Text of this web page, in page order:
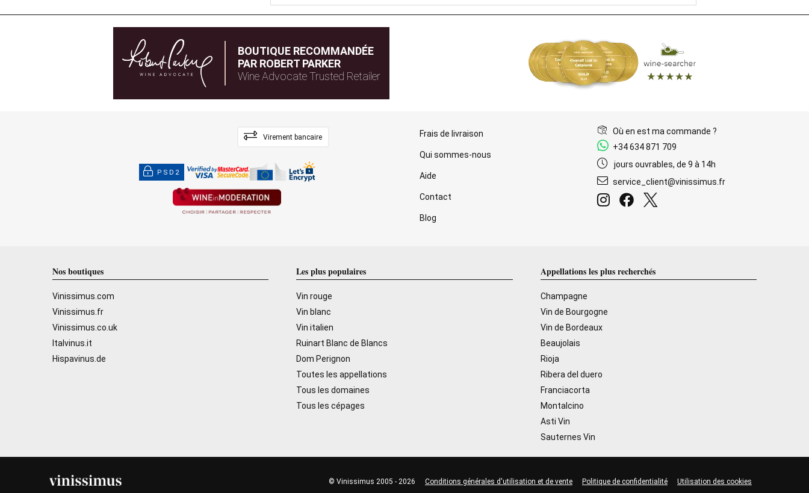
BOUTIQUE RECOMMANDÉE
PAR ROBERT PARKER
Wine Advocate Trusted Retailer
Virement bancaire
PSD2
Frais de livraison
Qui sommes-nous
Aide
Contact
Blog
Où en est ma commande ?
+34 634 871 709
jours ouvrables, de 9 à 14h
service_client@vinissimus.fr
Nos boutiques
Vinissimus.com
Vinissimus.fr
Vinissimus.co.uk
Italvinus.it
Hispavinus.de
Les plus populaires
Vin rouge
Vin blanc
Vin italien
Ruinart Blanc de Blancs
Dom Perignon
Toutes les appellations
Tous les domaines
Tous les cépages
Appellations les plus recherchés
Champagne
Vin de Bourgogne
Vin de Bordeaux
Beaujolais
Rioja
Ribera del duero
Franciacorta
Montalcino
Asti Vin
Sauternes Vin
© Vinissimus 2005 - 2026 Conditions générales d'utilisation et de vente Politique de confidentialité Utilisation des cookies